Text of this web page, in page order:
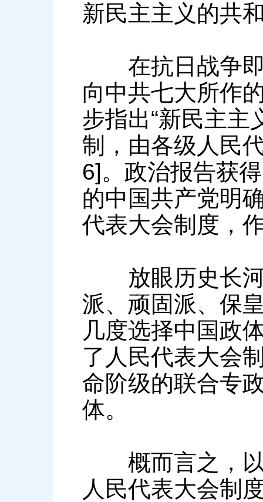
新民主主义的共
在抗日战争即
向中共七大所作
步指出“新民主主
制，由各级人民
6]。政治报告获
的中国共产党明
代表大会制度，
放眼历史长河
派、顽固派、保
几度选择中国政
了人民代表大会
命阶级的联合专
体。
概而言之，以
人民代表大会制